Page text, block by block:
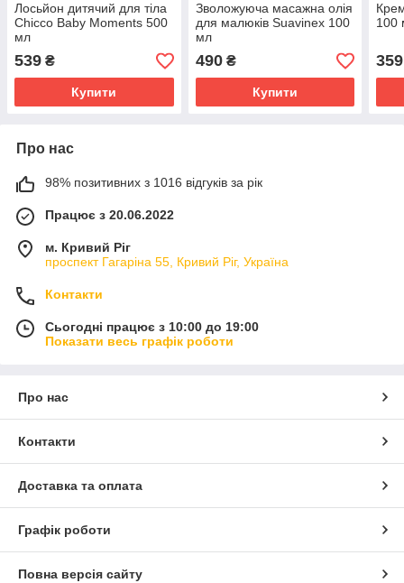
Лосьйон дитячий для тіла
Chicco Baby Moments 500
мл
539 ₴
Купити
Зволожуюча масажна олія
для малюків Suavinex 100
мл
490₴
Купити
100
359
Про нас
98% позитивних з 1016 відгуків за рік
Працює з 20.06.2022
м. Кривий Ріг
проспект Гагаріна 55, Кривий Ріг, Україна
Контакти
Сьогодні працює з 10:00 до 19:00
Показати весь графік роботи
Про нас
Контакти
Доставка та оплата
Графік роботи
Повна версія сайту